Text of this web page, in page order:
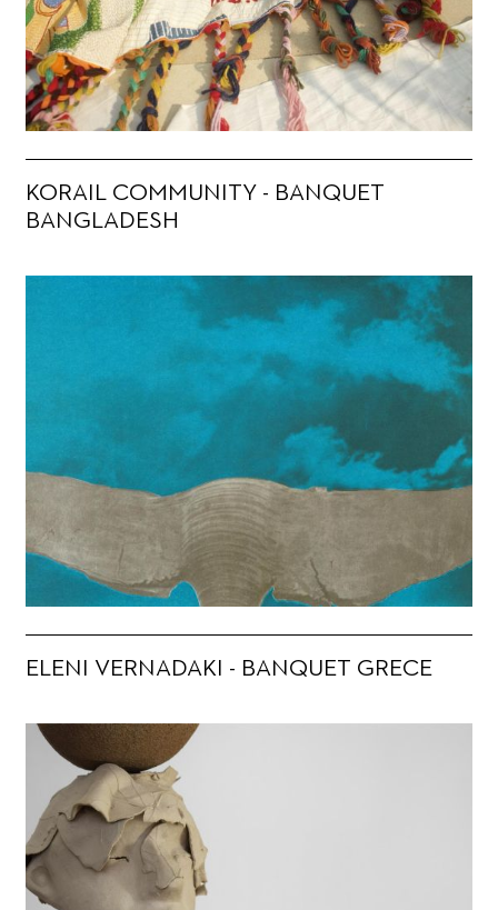
KORAIL COMMUNITY - BANQUET
BANGLADESH
ELENI VERNADAKI - BANQUET GRECE